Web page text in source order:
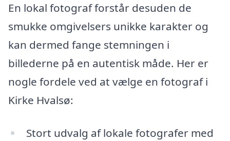
En lokal fotograf forstår desuden de
smukke omgivelsers unikke karakter og
kan dermed fange stemningen i
billederne på en autentisk måde. Her er
nogle fordele ved at vælge en fotograf i
Kirke Hvalsø:
Stort udvalg af lokale fotografer med